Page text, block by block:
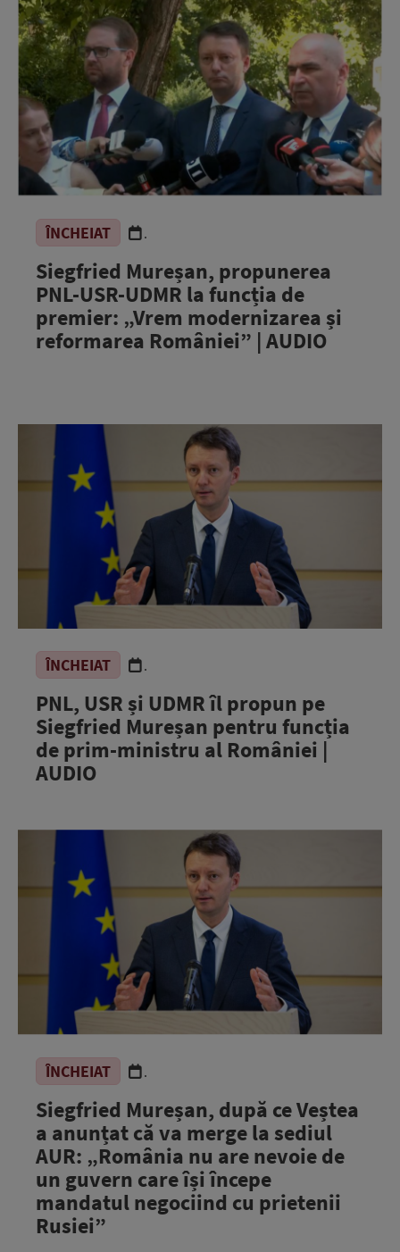
ÎNCHEIAT .
Siegfried Mureșan, propunerea
PNL-USR-UDMR la funcția de
premier: „Vrem modernizarea și
reformarea României” | AUDIO
ÎNCHEIAT .
PNL, USR și UDMR îl propun pe
Siegfried Mureșan pentru funcția
de prim-ministru al României |
AUDIO
ÎNCHEIAT .
Siegfried Mureșan, după ce Veștea
a anunțat că va merge la sediul
AUR: „România nu are nevoie de
un guvern care își începe
mandatul negociind cu prietenii
Rusiei”